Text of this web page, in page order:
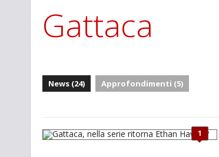
STAR TREK: STRANGE NEW WORLDS
Gattaca
News (24) Approfondimenti (5)
1